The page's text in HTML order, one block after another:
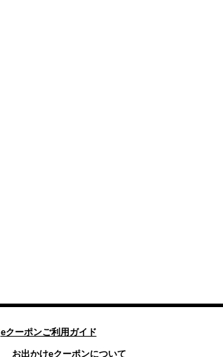
eクーポンご利用ガイド
お出かけeクーポンについて